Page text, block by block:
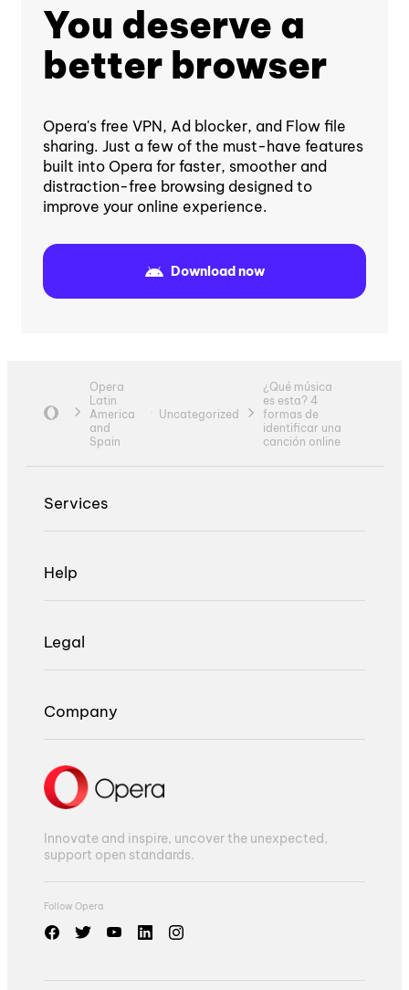
You deserve a
better browser
Opera's free VPN, Ad blocker, and Flow file
sharing. Just a few of the must-have features
built into Opera for faster, smoother and
distraction-free browsing designed to
improve your online experience.
Download now
Opera
Latin
America
and
Spain
Uncategorized
¿Qué música
es esta? 4
formas de
identificar una
canción online
Services
Help
Legal
Company
Innovate and inspire, uncover the unexpected,
support open standards.
Follow Opera